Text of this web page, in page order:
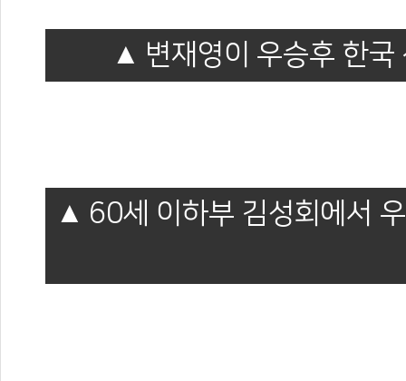
변재영이 우승후 한
60세 이하부 김성회에서